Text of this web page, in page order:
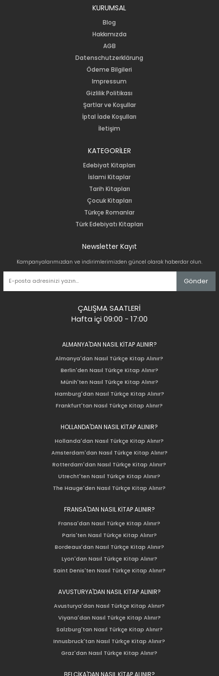
KURUMSAL
Blog
Hakkımızda
AGB
Datenschutzerklärung
Ödeme Bilgileri
Impressum
Gizlilik Politikası
Şartlar ve Koşullar
İptal İade Koşulları
İletişim
KATEGORİLER
Edebiyat Kitapları
İslami Kitaplar
Tarih Kitapları
Çocuk Kitapları
Türkçe Romanlar
Türk Edebiyatı Kitapları
Newsletter Kayıt
Kampanyalarımızdan ve indirimlerimizden güncel olarak haberdar olun.
Gönder
ÇALIŞMA SAATLERİ
Hafta içi 09:00 - 17:00
ALMANYA'DAN NASIL KİTAP ALINIR?
Almanya'dan Nasıl Türkçe Kitap Alınır?
Berlin'den Nasıl Türkçe Kitap Alınır?
Münih'ten Nasıl Türkçe Kitap Alınır?
Hamburg'dan Nasıl Türkçe Kitap Alınır?
Frankfurt'tan Nasıl Türkçe Kitap Alınır?
HOLLANDA'DAN NASIL KİTAP ALINIR?
Hollanda'dan Nasıl Türkçe Kitap Alınır?
Amsterdam'dan Nasıl Türkçe Kitap Alınır?
Rotterdam'dan Nasıl Türkçe Kitap Alınır?
Utrecht'ten Nasıl Türkçe Kitap Alınır?
The Hauge'den Nasıl Türkçe Kitap Alınır?
FRANSA'DAN NASIL KİTAP ALINIR?
Fransa'dan Nasıl Türkçe Kitap Alınır?
Paris'ten Nasıl Türkçe Kitap Alınır?
Bordeaux'dan Nasıl Türkçe Kitap Alınır?
Lyon'dan Nasıl Türkçe Kitap Alınır?
Saint Denis'ten Nasıl Türkçe Kitap Alınır?
AVUSTURYA'DAN NASIL KİTAP ALINIR?
Avusturya'dan Nasıl Türkçe Kitap Alınır?
Viyana'dan Nasıl Türkçe Kitap Alınır?
Salzburg'tan Nasıl Türkçe Kitap Alınır?
Innusbruck'tan Nasıl Türkçe Kitap Alınır?
Graz'dan Nasıl Türkçe Kitap Alınır?
BELÇİKA'DAN NASIL KİTAP ALINIR?